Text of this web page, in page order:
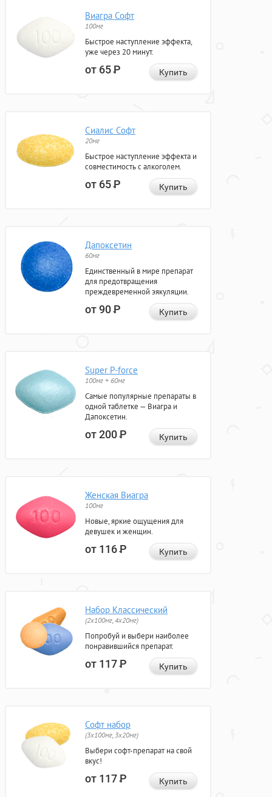
Виагра Софт
100мг
Быстрое наступление эффекта,
уже через 20 минут.
от 65Р Купить
Сиалис Софт
20мг
Быстрое наступление эффекта и
совместимость с алкоголем.
от 65Р Купить
Дапоксетин
60мг
Единственный в мире препарат
для предотвращения
преждевременной эякуляции.
от 90Р Купить
Super P-force
100мг + 60мг
Самые популярные препараты в
одной таблетке — Виагра и
Дапоксетин.
от 200Р Купить
Женская Виагра
100мг
Новые, яркие ощущения для
девушек и женщин.
от 116Р Купить
Набор Классический
(2x100мг, 4x20мг)
Попробуй и выбери наиболее
понравившийся препарат.
от 117Р Купить
Софт набор
(3x100мг, 3x20мг)
Выбери софт-препарат на свой
вкус!
от 117Р Купить